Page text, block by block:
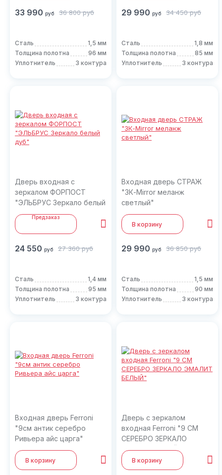
33 990 руб 36 800 руб
Сталь
1,5 мм
Толщина полотна
96 мм
Уплотнитель
3 контура
29 990 руб 34 450 руб
Сталь
1,8 мм
Толщина полотна
85 мм
Уплотнитель
3 контура
Дверь входная с
зеркалом ФОРПОСТ
"ЭЛЬБРУС Зеркало белый
дуб"Предзаказ
24 550 руб 27 360 руб
Сталь
1,4 мм
Толщина полотна
95 мм
Уплотнитель
3 контура
Входная дверь СТРАЖ
"3К-Mirror меланж
светлый"
В корзину
29 990 руб 36 850 руб
Сталь
1,5 мм
Толщина полотна
90 мм
Уплотнитель
3 контура
Входная дверь Ferroni
"9см антик серебро
Ривьера айс царга"
В корзину
Дверь с зеркалом
входная Ferroni "9 СМ
СЕРЕБРО ЗЕРКАЛО
ЭМАЛИТ БЕЛЫЙ"
В корзину